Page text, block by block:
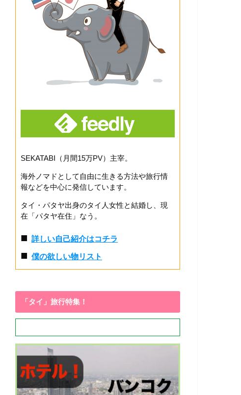
SEKATABI（月間15万PV）主宰。
海外ノマドとして自由に生きる方法や旅行情
報などを中心に発信しています。
タイ・パタヤ出身のタイ人女性と結婚し、現
在「パタヤ在住」なう。
■ 詳しい自己紹介はコチラ
■ 僕の欲しい物リスト
「タイ」旅行特集！